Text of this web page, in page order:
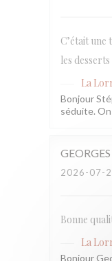
C’était
les
La
Bonjour
séduite.
GEORGES
2026-07-
Bonne
La
Bonjour